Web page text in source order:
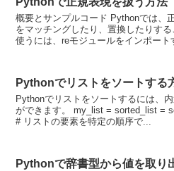
概要とサンプルコード Pythonでは、
をマッチングしたり、置換したりす
使うには、reモジュールをインポート
Pythonでリストをソートする
Pythonでリストをソートするには、
ができます。 my_list = sorted_list =
# リストの要素を特定の順序で...
Pythonで辞書型から値を取り